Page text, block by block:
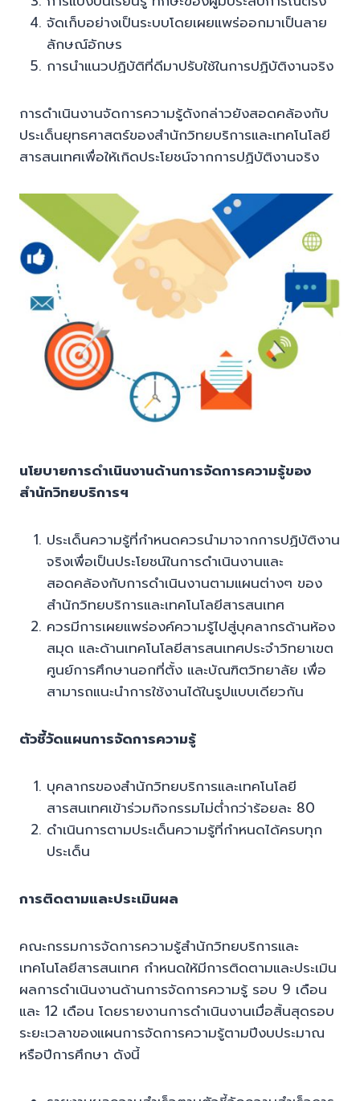
จัดเก็บอย่างเป็นระบบโดยเผยแพร่ออกมาเป็นลาย
ลักษณ์อักษร
การนำแนวปฏิบัติที่ดีมาปรับใช้ในการปฏิบัติงานจริง
การดำเนินงานจัดการความรู้ดังกล่าวยังสอดคล้องกับ
ประเด็นยุทธศาสตร์ของสำนักวิทยบริการและเทคโนโลยี
สารสนเทศเพื่อให้เกิดประโยชน์จากการปฏิบัติงานจริง
นโยบายการดำเนินงานด้านการจัดการความรู้ของ
สำนักวิทยบริการฯ
ประเด็นความรู้ที่กำหนดควรนำมาจากการปฏิบัติงาน
จริงเพื่อเป็นประโยชน์ในการดำเนินงานและ
สอดคล้องกับการดำเนินงานตามแผนต่างๆ ของ
สำนักวิทยบริการและเทคโนโลยีสารสนเทศ
ควรมีการเผยแพร่องค์ความรู้ไปสู่บุคลากรด้านห้อง
สมุด และด้านเทคโนโลยีสารสนเทศประจำวิทยาเขต
ศูนย์การศึกษานอกที่ตั้ง และบัณฑิตวิทยาลัย เพื่อ
สามารถแนะนำการใช้งานได้ในรูปแบบเดียวกัน
ตัวชี้วัดแผนการจัดการความรู้
บุคลากรของสำนักวิทยบริการและเทคโนโลยี
สารสนเทศเข้าร่วมกิจกรรมไม่ต่ำกว่าร้อยละ 80
ดำเนินการตามประเด็นความรู้ที่กำหนดได้ครบทุก
ประเด็น
การติดตามและประเมินผล
คณะกรรมการจัดการความรู้สำนักวิทยบริการและ
เทคโนโลยีสารสนเทศ กำหนดให้มีการติดตามและประเมิน
ผลการดำเนินงานด้านการจัดการความรู้ รอบ 9 เดือน
และ 12 เดือน โดยรายงานการดำเนินงานเมื่อสิ้นสุดรอบ
ระยะเวลาของแผนการจัดการความรู้ตามปีงบประมาณ
หรือปีการศึกษา ดังนี้